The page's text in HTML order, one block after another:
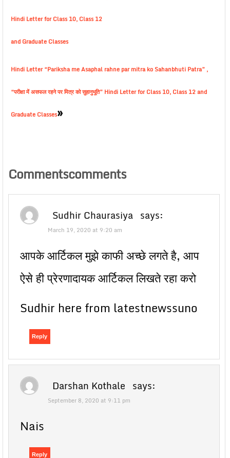
Hindi Letter for Class 10, Class 12
and Graduate Classes
Hindi Letter “Pariksha me Asaphal rahne par mitra ko Sahanbhuti Patra” ,
“परीक्षा में असफल रहने पर मित्र को सुहानुभूति” Hindi Letter for Class 10, Class 12 and
Graduate Classes»
Commentscomments
Sudhir Chaurasiya says:
March 19, 2020 at 9:20 am
आपके आर्टिकल मुझे काफी अच्छे लगते है, आप
ऐसे ही प्रेरणादायक आर्टिकल लिखते रहा करो
Sudhir here from latestnewssuno
Reply
Darshan Kothale says:
September 8, 2020 at 9:11 pm
Nais
Reply